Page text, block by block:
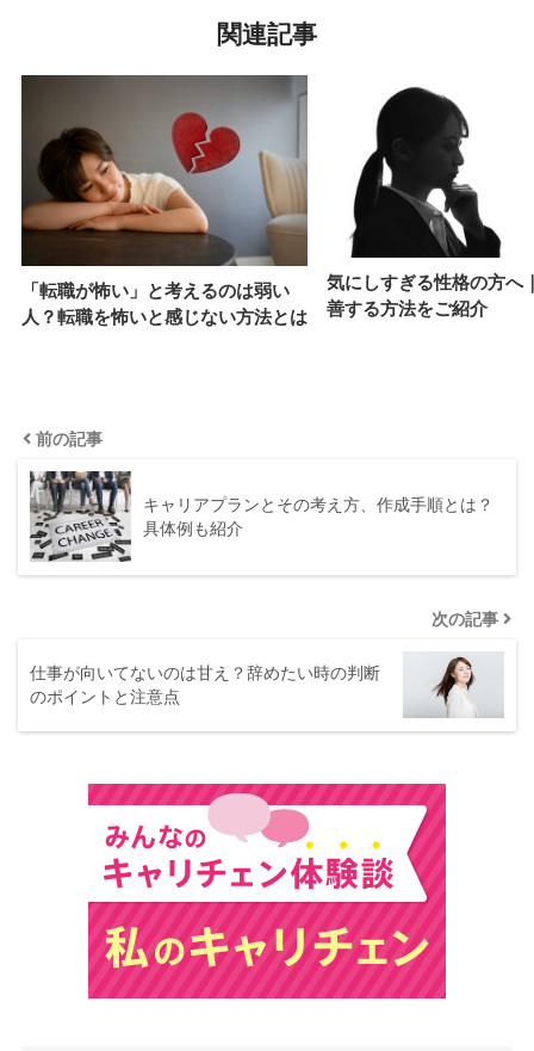
関連記事
「転職が怖い」と考えるのは弱い
人？転職を怖いと感じない方法とは
気にしすぎる性格の方へ
善する方法をご紹介
前の記事
キャリアプランとその考え方、作成手順とは？
具体例も紹介
次の記事
仕事が向いてないのは甘え？辞めたい時の判断
のポイントと注意点